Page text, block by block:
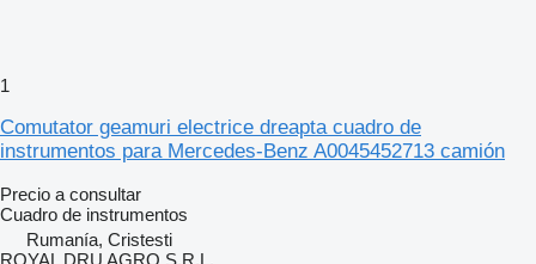
1
Comutator geamuri electrice dreapta cuadro de
instrumentos para Mercedes-Benz A0045452713 camión
Precio a consultar
Cuadro de instrumentos
Rumanía, Cristesti